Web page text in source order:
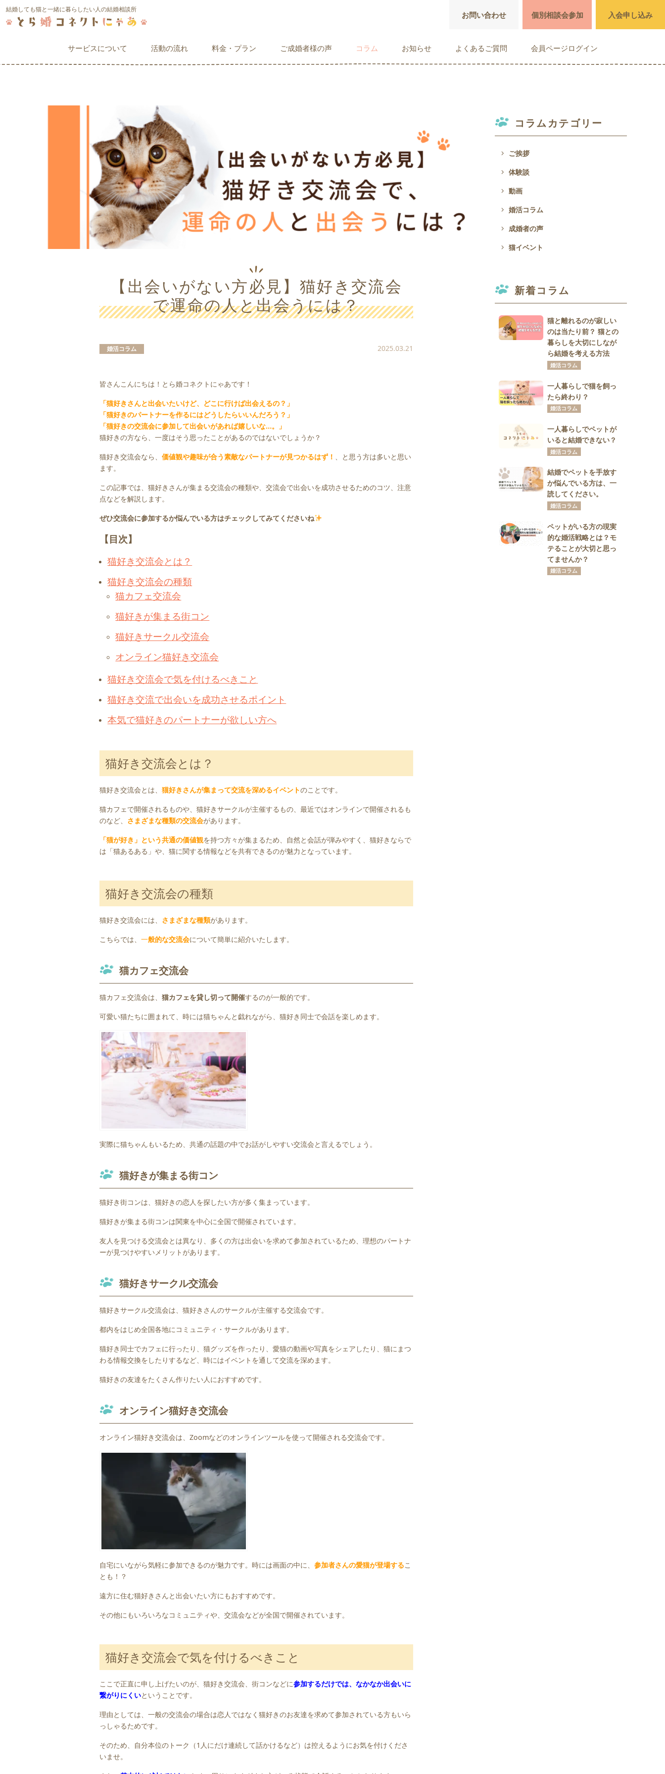
結婚しても猫と一緒に暮らしたい人の結婚相談所
お問い合わせ 個別相談会参加 入会申し込み
サービスについて 活動の流れ 料金・プラン ご成婚者様の声 コラム お知らせ よくあるご質問 会員ページログイン
【出会いがない方必見】猫好き交流会
で運命の人と出会うには？
婚活コラム 2025.03.21
皆さんこんにちは！とら婚コネクトにゃあです！
「猫好きさんと出会いたいけど、どこに行けば出会えるの？」
「猫好きのパートナーを作るにはどうしたらいいんだろう？」
「猫好きの交流会に参加して出会いがあれば嬉しいな…。」
猫好きの方なら、一度はそう思ったことがあるのではないでしょうか？
猫好き交流会なら、価値観や趣味が合う素敵なパートナーが見つかるはず！ 、と思う方は多いと思い
ます。
この記事では、猫好きさんが集まる交流会の種類や、交流会で出会いを成功させるためのコツ、注意
点などを解説します。
ぜひ交流会に参加するか悩んでいる方はチェックしてみてくださいね
【目次】
猫好き交流会とは？
猫好き交流会の種類
猫カフェ交流会
猫好きが集まる街コン
猫好きサークル交流会
オンライン猫好き交流会
猫好き交流会で気を付けるべきこと
猫好き交流で出会いを成功させるポイント
本気で猫好きのパートナーが欲しい方へ
猫好き交流会とは？
猫好き交流会とは、猫好きさんが集まって交流を深めるイベントのことです。
猫カフェで開催されるものや、猫好きサークルが主催するもの、最近ではオンラインで開催されるも
のなど、 さまざまな種類の交流会があります。
「猫が好き」という共通の価値観を持つ方々が集まるため、自然と会話が弾みやすく、猫好きならで
は「猫あるある」や、猫に関する情報などを共有できるのが魅力となっています。
猫好き交流会の種類
猫好き交流会には、 さまざまな種類があります。
こちらでは、一般的な交流会について簡単に紹介いたします。
猫カフェ交流会
猫カフェ交流会は、猫カフェを貸し切って開催するのが一般的です。
可愛い猫たちに囲まれて、時には猫ちゃんと戯れながら、猫好き同士で会話を楽しめます。
実際に猫ちゃんもいるため、共通の話題の中でお話がしやすい交流会と言えるでしょう。
猫好きが集まる街コン
猫好き街コンは、猫好きの恋人を探したい方が多く集まっています。
猫好きが集まる街コンは関東を中心に全国で開催されています。
友人を見つける交流会とは異なり、多くの方は出会いを求めて参加されているため、理想のパートナ
ーが見つけやすいメリットがあります。
猫好きサークル交流会
猫好きサークル交流会は、猫好きさんのサークルが主催する交流会です。
都内をはじめ全国各地にコミュニティ・サークルがあります。
猫好き同士でカフェに行ったり、猫グッズを作ったり、愛猫の動画や写真をシェアしたり、猫にまつ
わる情報交換をしたりするなど、時にはイベントを通して交流を深めます。
猫好きの友達をたくさん作りたい人におすすめです。
オンライン猫好き交流会
オンライン猫好き交流会は、Zoomなどのオンラインツールを使って開催される交流会です。
自宅にいながら気軽に参加できるのが魅力です。時には画面の中に、参加者さんの愛猫が登場するこ
とも！？
遠方に住む猫好きさんと出会いたい方にもおすすめです。
その他にもいろいろなコミュニティや、交流会などが全国で開催されています。
猫好き交流会で気を付けるべきこと
ここで正直に申し上げたいのが、猫好き交流会、街コンなどに参加するだけでは、なかなか出会いに
繋がりにくいということです。
理由としては、一般の交流会の場合は恋人ではなく猫好きのお友達を求めて参加されている方もいら
っしゃるためです。
そのため、自分本位のトーク（1人にだけ連続して話かけるなど）は控えるようにお気を付けくださ
いませ。
コラムカテゴリー
navigate_next ご挨拶
navigate_next 体験談
navigate_next 動画
navigate_next 婚活コラム
navigate_next 成婚者の声
navigate_next 猫イベント
新着コラム
猫と離れるのが寂しい
のは当たり前？ 猫との
暮らしを大切にしなが
ら結婚を考える方法
婚活コラム
一人暮らしで猫を飼っ
たら終わり？
婚活コラム
一人暮らしでペットが
いると結婚できない？
婚活コラム
結婚でペットを手放す
か悩んでいる方は、一
読してください。
婚活コラム
ペットがいる方の現実
的な婚活戦略とは？モ
テることが大切と思っ
てませんか？
婚活コラム